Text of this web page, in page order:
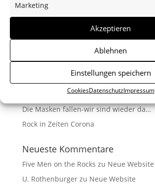
Marketing
Akzeptieren
Ablehnen
Einstellungen speichern
CookiesDatenschutzImpressum
Die neue Platte ist da!
Sommer-open air-Impressionen
Nicht alles hat für immer Bestand.
Die Masken fallen-wir sind wieder da…
Rock in Zeiten Corona
Neueste Kommentare
Five Men on the Rocks zu Neue Website
U. Rothenburgerzu Neue Website